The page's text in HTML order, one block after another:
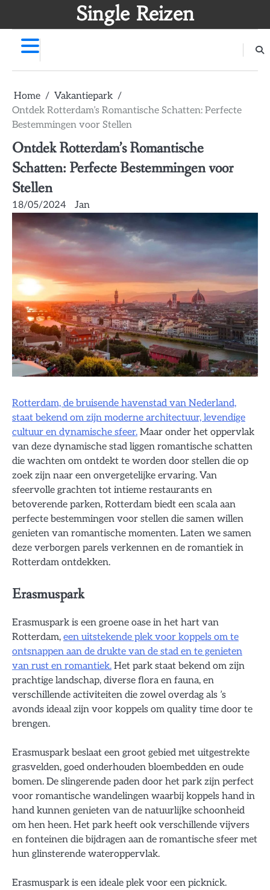
Single Reizen
Home
Vakantiepark
Ontdek Rotterdam’s Romantische Schatten: Perfecte
Bestemmingen voor Stellen
Ontdek Rotterdam’s Romantische
Schatten: Perfecte Bestemmingen voor
Stellen
18/05/2024 Jan
Rotterdam, de bruisende havenstad van Nederland,
staat bekend om zijn moderne architectuur, levendige
cultuur en dynamische sfeer. Maar onder het oppervlak
van deze dynamische stad liggen romantische schatten
die wachten om ontdekt te worden door stellen die op
zoek zijn naar een onvergetelijke ervaring. Van
sfeervolle grachten tot intieme restaurants en
betoverende parken, Rotterdam biedt een scala aan
perfecte bestemmingen voor stellen die samen willen
genieten van romantische momenten. Laten we samen
deze verborgen parels verkennen en de romantiek in
Rotterdam ontdekken.
Erasmuspark
Erasmuspark is een groene oase in het hart van
Rotterdam, een uitstekende plek voor koppels om te
ontsnappen aan de drukte van de stad en te genieten
van rust en romantiek. Het park staat bekend om zijn
prachtige landschap, diverse flora en fauna, en
verschillende activiteiten die zowel overdag als ’s
avonds ideaal zijn voor koppels om quality time door te
brengen.
Erasmuspark beslaat een groot gebied met uitgestrekte
grasvelden, goed onderhouden bloembedden en oude
bomen. De slingerende paden door het park zijn perfect
voor romantische wandelingen waarbij koppels hand in
hand kunnen genieten van de natuurlijke schoonheid
om hen heen. Het park heeft ook verschillende vijvers
en fonteinen die bijdragen aan de romantische sfeer met
hun glinsterende wateroppervlak.
Erasmuspark is een ideale plek voor een picknick.